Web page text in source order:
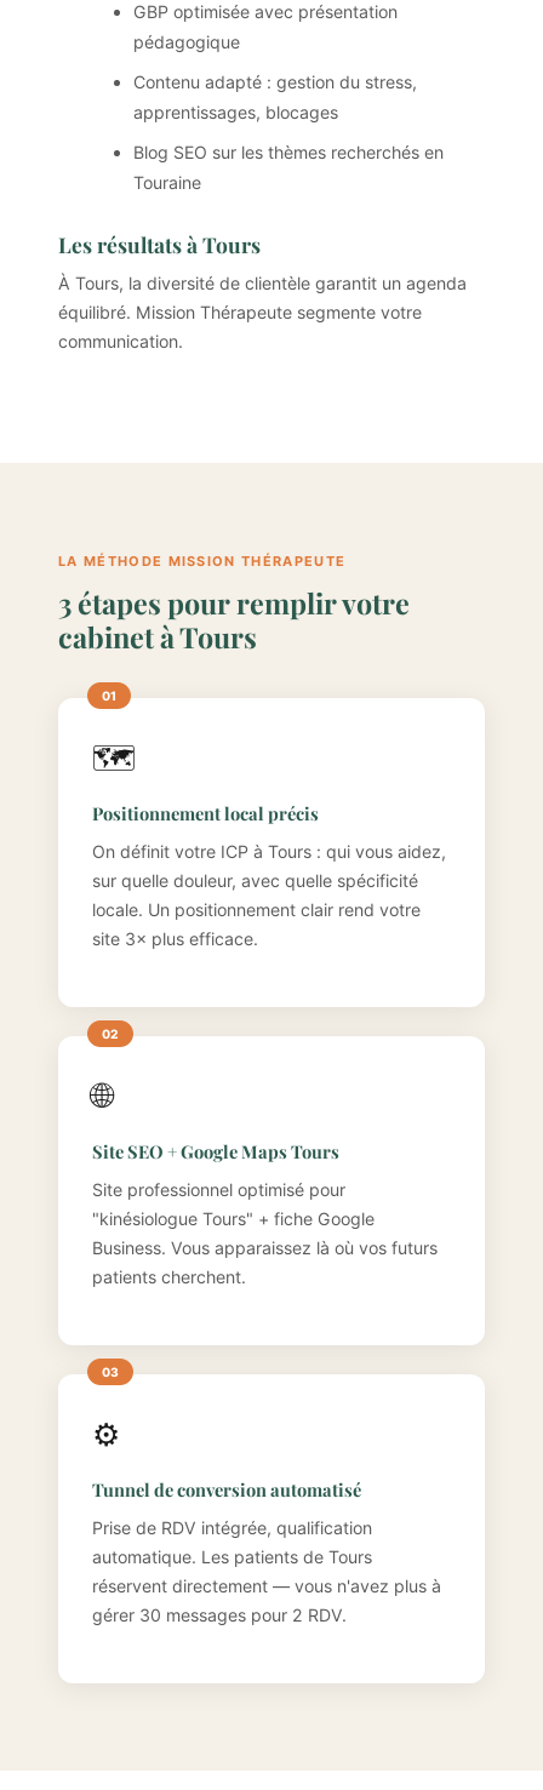
GBP optimisée avec présentation
pédagogique
Contenu adapté : gestion du stress,
apprentissages, blocages
Blog SEO sur les thèmes recherchés en
Touraine
Les résultats à Tours
À Tours, la diversité de clientèle garantit un agenda
équilibré. Mission Thérapeute segmente votre
communication.
LA MÉTHODE MISSION THÉRAPEUTE
3 étapes pour remplir votre
cabinet à Tours
🗺️
Positionnement local précis
On définit votre ICP à Tours : qui vous aidez,
sur quelle douleur, avec quelle spécificité
locale. Un positionnement clair rend votre
site 3× plus efficace.
🌐
Site SEO + Google Maps Tours
Site professionnel optimisé pour
"kinésiologue Tours" + fiche Google
Business. Vous apparaissez là où vos futurs
patients cherchent.
⚙️
Tunnel de conversion automatisé
Prise de RDV intégrée, qualification
automatique. Les patients de Tours
réservent directement — vous n'avez plus à
gérer 30 messages pour 2 RDV.